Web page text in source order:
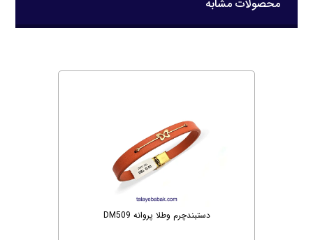
محصولات مشابه
دستبندچرم وطلا پروانه DM509